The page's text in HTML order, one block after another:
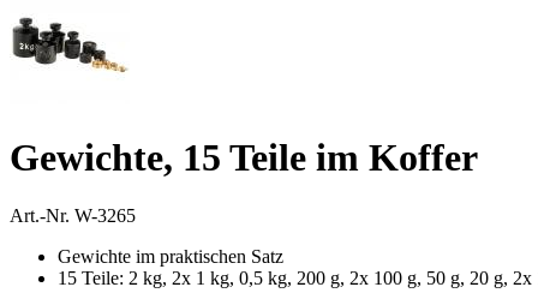
Gewichte, 15 Teile im Koffer
Art.-Nr. W-3265
Gewichte im praktischen Satz
15 Teile: 2 kg, 2x 1 kg, 0,5 kg, 200 g, 2x 100 g, 50 g, 20 g,